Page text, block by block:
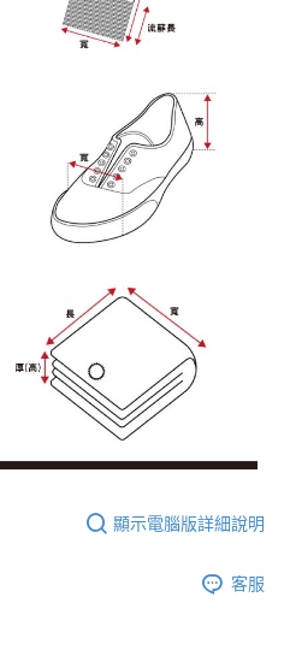
顯示電腦版詳細說明
客服